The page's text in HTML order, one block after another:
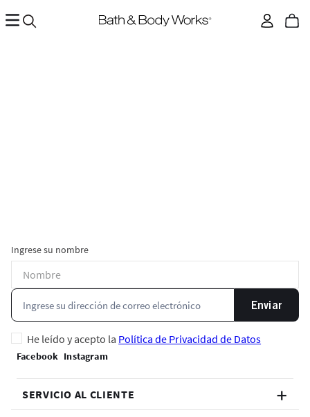
Ingrese su nombre
Enviar
He leído y acepto la Política de Privacidad de Datos
SERVICIO AL CLIENTE